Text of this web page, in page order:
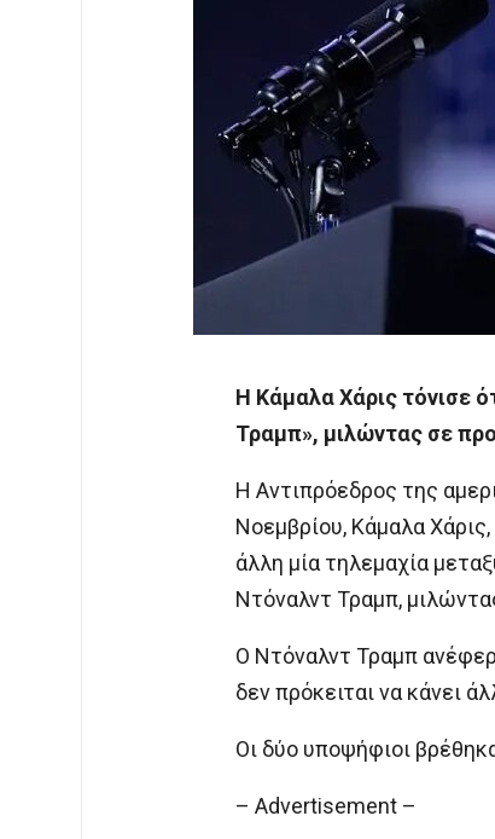
Η Κάμαλα Χάρις τόνισε
Τραμπ», μιλώντας σε
Η Αντιπρόεδρος της
Νοεμβρίου, Κάμαλα
άλλη μία τηλεμαχία
Ντόναλντ Τραμπ,
Ο Ντόναλντ Τραμπ
δεν πρόκειται να κάνει
Οι δύο υποψήφιοι
– Advertisement –